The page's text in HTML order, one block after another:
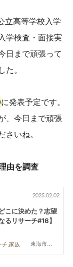
立高等学校入学
学検査・面接実
日まで頑張って
。
に発表予定です。
、今日まで頑張
いね。
由を調査
東海市,大府市,半田市,常滑市,武豊町,美浜町,南知多町
2025.02.02
こに決めた？志望
るリサーチ#16】
チ,家族